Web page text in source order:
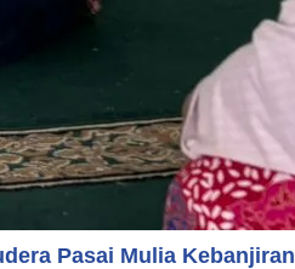
Pasai Mulia Kebanjiran